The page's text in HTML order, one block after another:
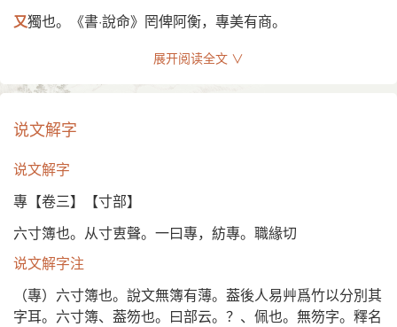
(5) 姓
〈动〉
(1) 独占；独用 [sew up]
专禄以周旋，戮也。——《左传·襄公二十六年》
吴王擅鄣海泽， 邓通专西山。——《盐铁论·错币》
罔俾阿衡(即伊尹)专美有商。——《书·说命下》
专其利三世矣。——唐· 柳宗元《捕蛇者说》
又獨也。《書·說命》罔俾阿衡，專美有商。
《左傳·昭十二年》子革對曰是四國者，專足畏也。
又擅也，自是也。《中庸》賤而好自專。《禮·坊記》父母
又《左傳·桓十五年》祭仲專，鄭伯患之。
又姓。吳人專諸。
又 《集韻》徒官切，音團。聚也。《周禮·地官·大司徒》其
民專而長。
又叶陟鄰切，音珍。《古詩爲焦仲卿妻作》奉事循公姥，進
止敢自專。晝夜勤作息，伶俜縈苦辛。《韻會》通作顓剸。
《正字通》專叀通。
展开阅读全文 ∨
说文解字
说文解字
專【卷三】【寸部】
六寸簿也。从寸叀聲。一曰專，紡專。職緣切
说文解字注
（專）六寸簿也。說文無簿有薄。葢後人易艸爲竹以分別其
字耳。六寸簿、葢笏也。曰部云。？、佩也。無笏字。釋名